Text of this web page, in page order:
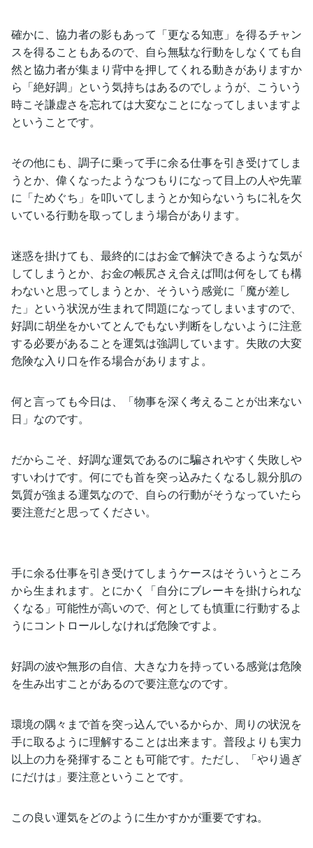
確かに、協力者の影もあって「更なる知恵」を得るチャン
スを得ることもあるので、自ら無駄な行動をしなくても自
然と協力者が集まり背中を押してくれる動きがありますか
ら「絶好調」という気持ちはあるのでしょうが、こういう
時こそ謙虚さを忘れては大変なことになってしまいますよ
ということです。
その他にも、調子に乗って手に余る仕事を引き受けてしま
うとか、偉くなったようなつもりになって目上の人や先輩
に「ためぐち」を叩いてしまうとか知らないうちに礼を欠
いている行動を取ってしまう場合があります。
迷惑を掛けても、最終的にはお金で解決できるような気が
してしまうとか、お金の帳尻さえ合えば間は何をしても構
わないと思ってしまうとか、そういう感覚に「魔が差し
た」という状況が生まれて問題になってしまいますので、
好調に胡坐をかいてとんでもない判断をしないように注意
する必要があることを運気は強調しています。失敗の大変
危険な入り口を作る場合がありますよ。
何と言っても今日は、「物事を深く考えることが出来ない
日」なのです。
だからこそ、好調な運気であるのに騙されやすく失敗しや
すいわけです。何にでも首を突っ込みたくなるし親分肌の
気質が強まる運気なので、自らの行動がそうなっていたら
要注意だと思ってください。
手に余る仕事を引き受けてしまうケースはそういうところ
から生まれます。とにかく「自分にブレーキを掛けられな
くなる」可能性が高いので、何としても慎重に行動するよ
うにコントロールしなければ危険ですよ。
好調の波や無形の自信、大きな力を持っている感覚は危険
を生み出すことがあるので要注意なのです。
環境の隅々まで首を突っ込んでいるからか、周りの状況を
手に取るように理解することは出来ます。普段よりも実力
以上の力を発揮することも可能です。ただし、「やり過ぎ
にだけは」要注意ということです。
この良い運気をどのように生かすかが重要ですね。